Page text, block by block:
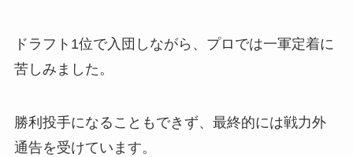
ドラフト1位で入団しながら、プロでは一軍定着に
苦しみました。
勝利投手になることもできず、最終的には戦力外
通告を受けています。